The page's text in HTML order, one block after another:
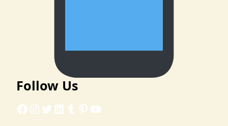
Follow Us
Facebook
Instagram
Twitter
LinkedIn
Tumblr
Pinterest
YouTube